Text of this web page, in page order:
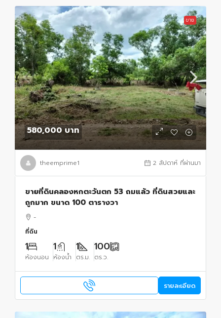
ขาย
580,000 บาท
theemprime1 2 สัปดาห์ ที่ผ่านมา
ขายที่ดินคลองหกตะวันตก 53 ถมแล้ว ที่ดินสวยและ
ถูกมาก ขนาด 100 ตารางวา
-
ที่ดิน
1
ห้องนอน
1
ห้องน้ำ
1
ตร.ม.
100
ตร.ว.
รายละเอียด